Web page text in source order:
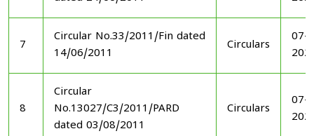
7
Circular No.33/2011/Fin dated
14/06/2011
Circulars
07-
8
Circular
No.13027/C3/2011/PARD
dated 03/08/2011
Circulars
07-